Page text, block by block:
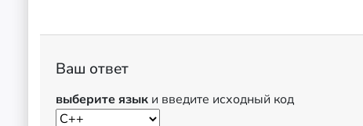
Ваш ответ
выберите язык и введите исходный код